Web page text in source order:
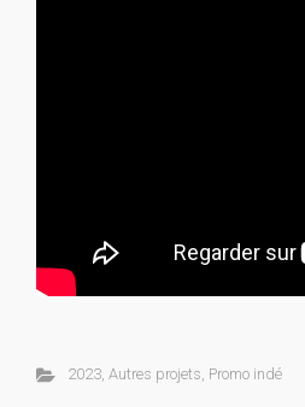
2023, Autres projets, Promo indé